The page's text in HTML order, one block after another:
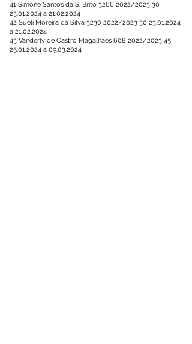
41 Simone Santos da S. Brito 3266 2022/2023 30
23.01.2024 a 21.02.2024
42 Sueli Moreira da Silva 3230 2022/2023 30 23.01.2024
a 21.02.2024
43 Vanderly de Castro Magalhaes 608 2022/2023 45
25.01.2024 a 09.03.2024